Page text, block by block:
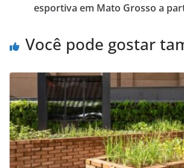
esportiva em Mato Grosso a
Você pode gostar